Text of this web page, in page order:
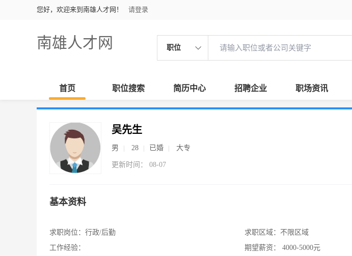
您好，欢迎来到南雄人才网！ 请登录
南雄人才网 职位
首页 职位搜索 简历中心 招聘企业 职场资讯
吴先生
男 28 已婚 大专
更新时间： 08-07
基本资料
求职岗位： 行政/后勤
工作经验：
求职区域： 不限区域
期望薪资：
4000-5000元